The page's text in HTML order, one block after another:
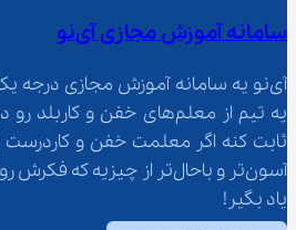
سامانه آموزش مجازی آی‌نو
آی‌نو یه سامانه آموزش مجازی درجه
یه تیم از معلم‌‌های خفن و
ثابت کنه اگر معلمت خفن و
یاد بگیر!